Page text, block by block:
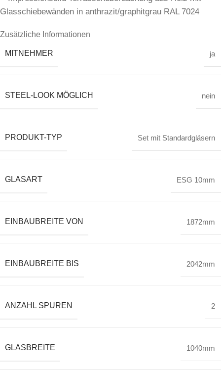
Zusätzliche Informationen
MITNEHMER ja
STEEL-LOOK MÖGLICH nein
PRODUKT-TYP Set mit Standardgläsern
GLASART ESG 10mm
EINBAUBREITE VON 1872mm
EINBAUBREITE BIS 2042mm
ANZAHL SPUREN 2
GLASBREITE 1040mm